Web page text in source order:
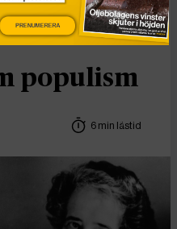
kan
populism
6 min lästid
PRENUMERERA